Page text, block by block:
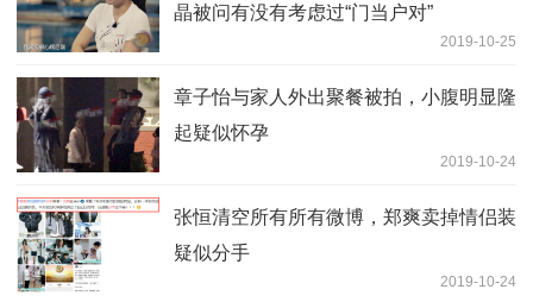
晶被问有没有考虑过“门当户对”
2019-10-25
章子怡与家人外出聚餐被拍，小腹明显隆
起疑似怀孕
2019-10-24
张恒清空所有所有微博，郑爽卖掉情侣装
疑似分手
2019-10-24